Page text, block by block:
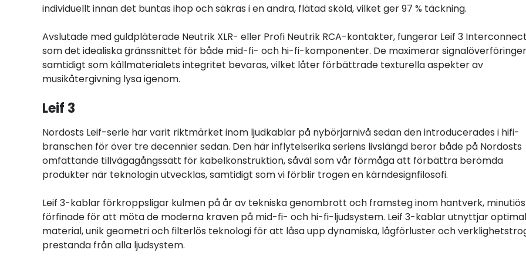
individuellt innan det buntas ihop och säkras i en andra, flätad sköld, vilket ger 97 % täckning.
Avslutade med guldpläterade Neutrik XLR- eller Profi Neutrik RCA-kontakter, fungerar Leif 3
som det idealiska gränssnittet för både mid-fi- och hi-fi-komponenter. De maximerar
samtidigt som källmaterialets integritet bevaras, vilket låter förbättrade texturella aspekter av
musikåtergivning lysa igenom.
Leif 3
Nordosts Leif-serie har varit riktmärket inom ljudkablar på nybörjarnivå sedan den introducerades i hifi-
branschen för över tre decennier sedan. Den här inflytelserika seriens livslängd beror både på Nordosts
omfattande tillvägagångssätt för kabelkonstruktion, såväl som vår förmåga att förbättra berömda
produkter när teknologin utvecklas, samtidigt som vi förblir trogen en kärndesignfilosofi.
Leif 3-kablar förkroppsligar kulmen på år av tekniska genombrott och framsteg inom hantverk,
förfinade för att möta de moderna kraven på mid-fi- och hi-fi-ljudsystem. Leif 3-kablar utnyttjar
material, unik geometri och filterlös teknologi för att låsa upp dynamiska, lågförluster och
prestanda från alla ljudsystem.